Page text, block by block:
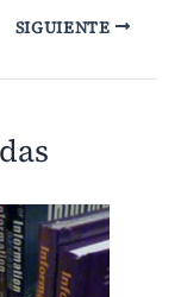
SIGUIENTE